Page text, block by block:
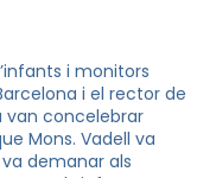
i monitors
i el rector de
van concelebrar
Mons. Vadell va
demanar als